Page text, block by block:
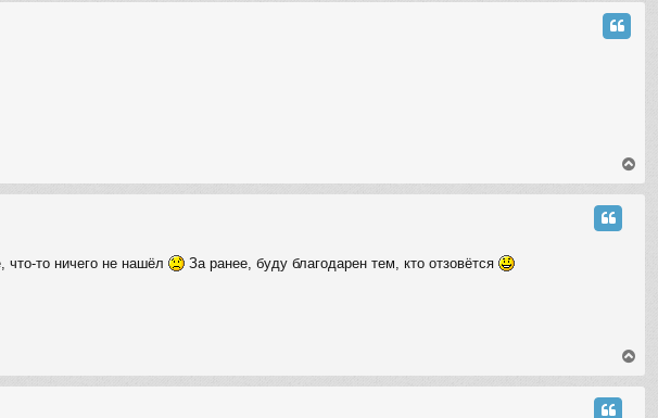
o
p
что-то ничего не нашёл За ранее, буду благодарен тем, кто отзовётся
o
p